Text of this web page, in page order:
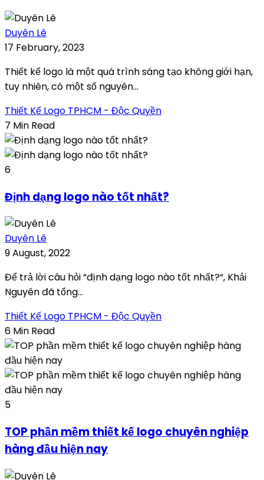
Duyên Lê
17 February, 2023
Thiết kế logo là một quá trình sáng tạo không giới hạn,
tuy nhiên, có một số nguyên...
Thiết Kế Logo TPHCM - Độc Quyền
7 Min Read
6
Định dạng logo nào tốt nhất?
Duyên Lê
9 August, 2022
Để trả lời câu hỏi “định dạng logo nào tốt nhất?“, Khải
Nguyên đã tổng...
Thiết Kế Logo TPHCM - Độc Quyền
6 Min Read
5
TOP phần mềm thiết kế logo chuyên nghiệp
hàng đầu hiện nay